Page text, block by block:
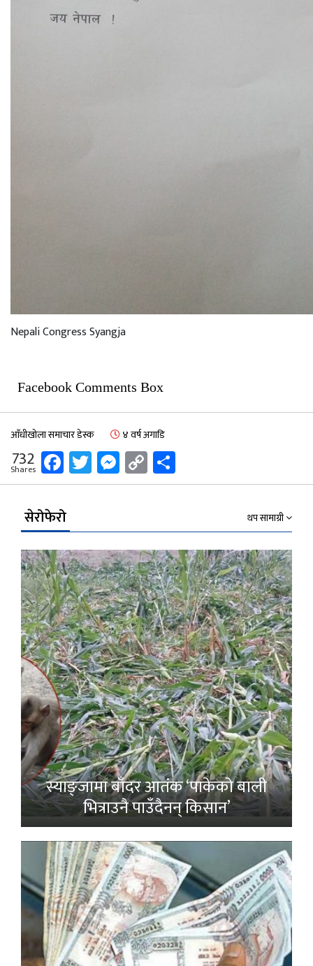
Nepali Congress Syangja
Facebook Comments Box
आँधीखोला समाचार डेस्क ४ वर्ष अगाडि
732
Shares Facebook
Twitter
Messenger
Copy
Link
सेरोफेरो थप सामाग्री
स्याङ्जामा बाँदर आतंक ‘पाकेको बाली
भित्राउनै पाउँदैनन् किसान’